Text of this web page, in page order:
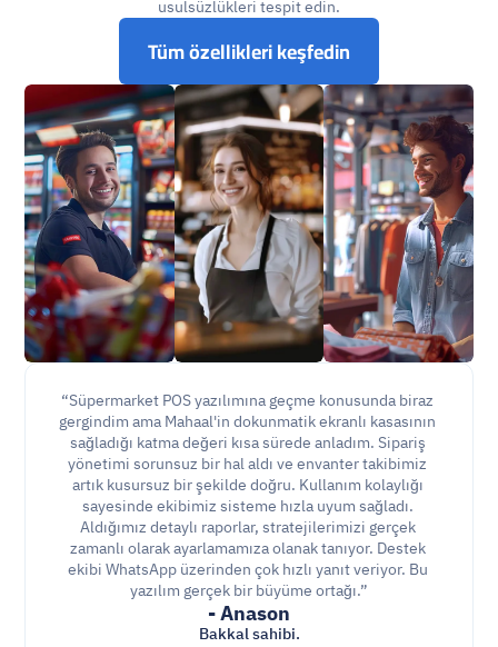
usulsüzlükleri tespit edin.
Tüm özellikleri keşfedin
“Süpermarket POS yazılımına geçme konusunda biraz
gergindim ama Mahaal'in dokunmatik ekranlı kasasının
sağladığı katma değeri kısa sürede anladım. Sipariş
yönetimi sorunsuz bir hal aldı ve envanter takibimiz
artık kusursuz bir şekilde doğru. Kullanım kolaylığı
sayesinde ekibimiz sisteme hızla uyum sağladı.
Aldığımız detaylı raporlar, stratejilerimizi gerçek
zamanlı olarak ayarlamamıza olanak tanıyor. Destek
ekibi WhatsApp üzerinden çok hızlı yanıt veriyor. Bu
yazılım gerçek bir büyüme ortağı.”
- Anason
Bakkal sahibi.